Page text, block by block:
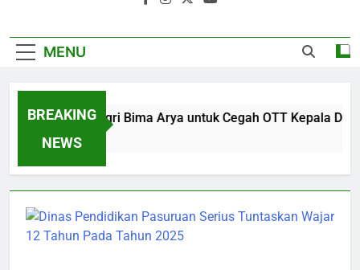
MENU
BREAKING
NEWS
Solusi Wamendagri Bima Arya untuk Cegah OTT Kepala
4 Months Ago